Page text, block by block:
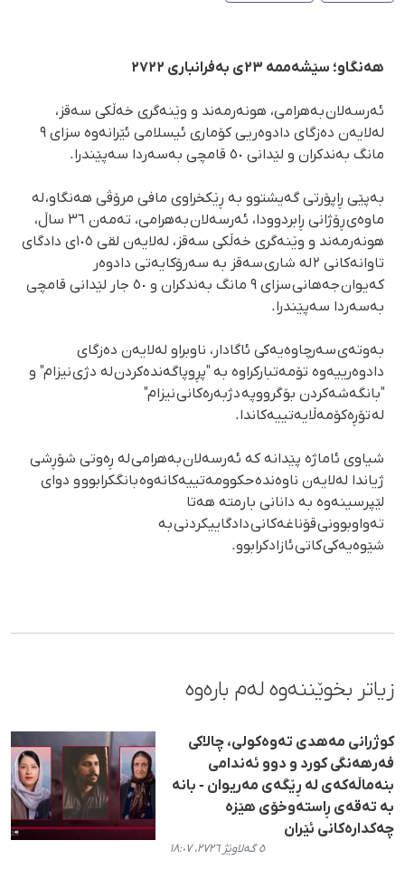
هەنگاو؛ سێشەممە ٢٣ی بەفرانباری ٢٧٢٢
ئەرسەلان بەهرامی، هونەرمەند و وێنەگری خەڵکی سەقز،
لەلایەن دەزگای دادوەریی کۆماری ئیسلامی ئێرانەوە سزای ٩
مانگ بەندکران و لێدانی ٥٠ قامچی بەسەردا سەپێندرا.
بەپێی ڕاپۆرتی گەیشتوو بە ڕێکخراوی مافی مرۆڤی هەنگاو، لە
ماوەی ڕۆژانی ڕابردوودا، ئەرسەلان بەهرامی، تەمەن ٣٦ ساڵ،
هونەرمەند و وێنەگری خەڵکی سەقز، لەلایەن لقی ١٠٥ی دادگای
تاوانەکانی ٢ لە شاری سەقز بە سەرۆکایەتی دادوەر
کەیوان جەهانی سزای ٩ مانگ بەندکران و ٥٠ جار لێدانی قامچی
بەسەردا سەپێندرا.
بەوتەی سەرچاوەیەکی ئاگادار، ناوبراو لەلایەن دەزگای
دادوەرییەوە تۆمەتبارکراوە بە "پڕوپاگەندەکردن لە دژی نیزام" و
"بانگەشەکردن بۆ گرووپە دژبەرەکانی نیزام"
لە تۆڕەکۆمەڵایەتییەکاندا.
شیاوی ئاماژە پێدانە کە ئەرسەلان بەهرامی لە ڕەوتی شۆڕشی
ژیاندا لەلایەن ناوەندە حکوومەتییەکانەوە بانگکرابوو و دوای
لێپرسینەوە بە دانانی بارمتە هەتا
تەواوبوونی قۆناغەکانی دادگاییکردنی بە
شێوەیەکی کاتی ئازادکرابوو.
زیاتر بخوێننەوە لەم بارەوە
کوژرانی مەهدی تەوەکولی، چالاکی
فەرهەنگی کورد و دوو ئەندامی
بنەماڵەکەی لە ڕێگەی مەریوان - بانه
بە تەقەی ڕاستەوخۆی هێزە
چەکدارەکانی ئێران
٥ گەلاوێژ ٢٧٢٦، ١٨:٠٧